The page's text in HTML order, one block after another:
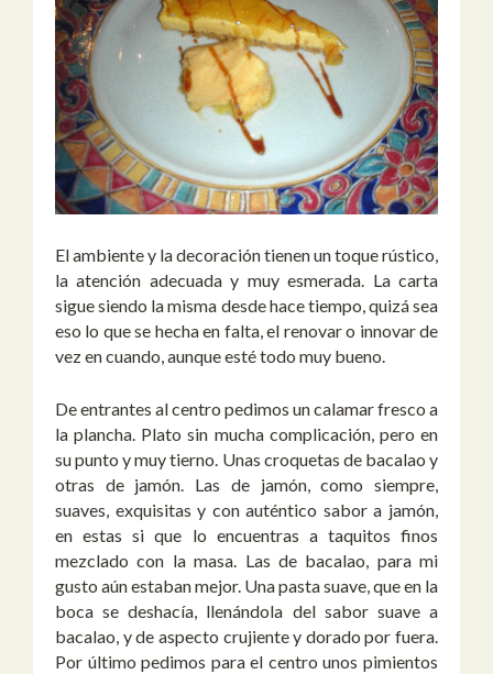
El ambiente y la decoración tienen un toque rústico,
la atención adecuada y muy esmerada. La carta
sigue siendo la misma desde hace tiempo, quizá sea
eso lo que se hecha en falta, el renovar o innovar de
vez en cuando, aunque esté todo muy bueno.
De entrantes al centro pedimos un calamar fresco a
la plancha. Plato sin mucha complicación, pero en
su punto y muy tierno. Unas croquetas de bacalao y
otras de jamón. Las de jamón, como siempre,
suaves, exquisitas y con auténtico sabor a jamón,
en estas si que lo encuentras a taquitos finos
mezclado con la masa. Las de bacalao, para mi
gusto aún estaban mejor. Una pasta suave, que en la
boca se deshacía, llenándola del sabor suave a
bacalao, y de aspecto crujiente y dorado por fuera.
Por último pedimos para el centro unos pimientos